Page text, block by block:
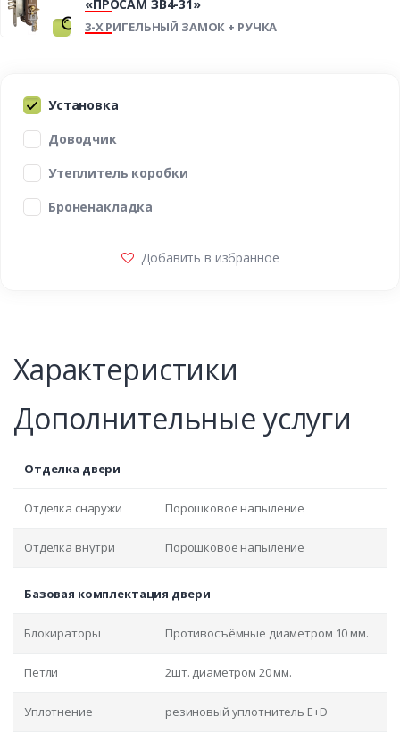
«ПРОСАМ ЗВ4-31»
3-Х РИГЕЛЬНЫЙ ЗАМОК + РУЧКА
Установка
Доводчик
Утеплитель коробки
Броненакладка
Добавить в избранное
Характеристики
Дополнительные услуги
Отделка двери
Отделка снаружи Порошковое напыление
Отделка внутри Порошковое напыление
Базовая комплектация двери
Блокираторы Противосъёмные диаметром 10 мм.
Петли 2шт. диаметром 20 мм.
Уплотнение резиновый уплотнитель E+D